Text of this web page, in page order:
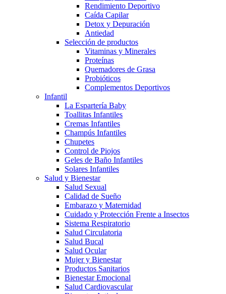
Rendimiento Deportivo
Caída Capilar
Detox y Depuración
Antiedad
Selección de productos
Vitaminas y Minerales
Proteínas
Quemadores de Grasa
Probióticos
Complementos Deportivos
Infantil
La Espartería Baby
Toallitas Infantiles
Cremas Infantiles
Champús Infantiles
Chupetes
Control de Piojos
Geles de Baño Infantiles
Solares Infantiles
Salud y Bienestar
Salud Sexual
Calidad de Sueño
Embarazo y Maternidad
Cuidado y Protección Frente a Insectos
Sistema Respiratorio
Salud Circulatoria
Salud Bucal
Salud Ocular
Mujer y Bienestar
Productos Sanitarios
Bienestar Emocional
Salud Cardiovascular